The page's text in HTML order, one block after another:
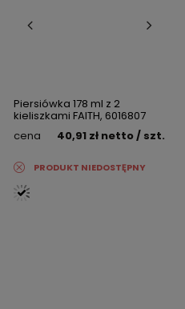
Piersiówka 178 ml z 2
kieliszkami FAITH, 6016807
cena
40,91 zł netto/ szt.
PRODUKT NIEDOSTĘPNY